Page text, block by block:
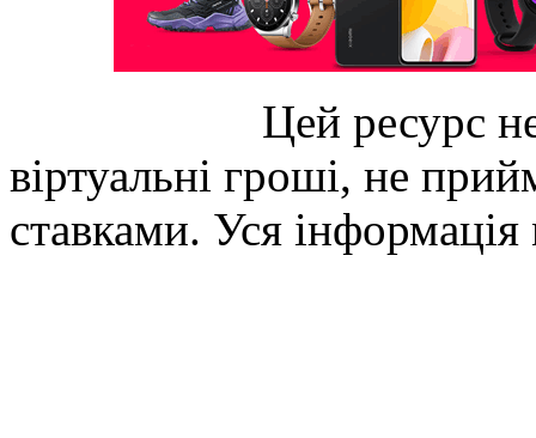
Цей ресурс
віртуальні гроші, не
ставками. Уся